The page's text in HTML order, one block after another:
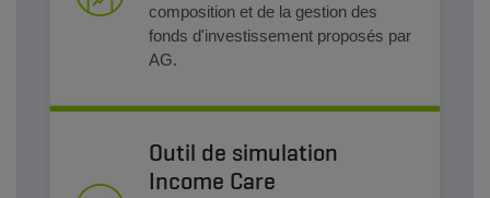
composition et de la gestion des
fonds d'investissement proposés par
AG.
Outil de simulation
Income Care